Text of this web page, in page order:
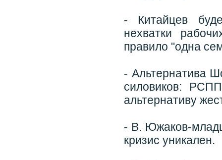
- Китайцев
нехватки
правило "одна
- Альтернатива
силовиков:
альтернативу
- В. Южаков-
кризис уникален.